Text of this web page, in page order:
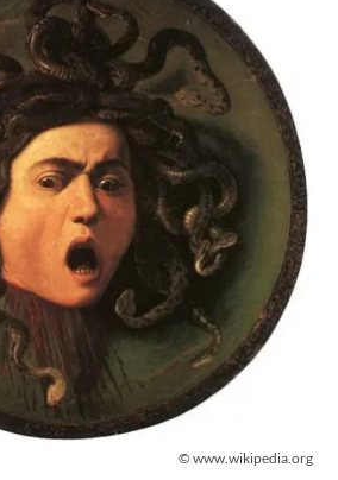
© www.wikipedia.org